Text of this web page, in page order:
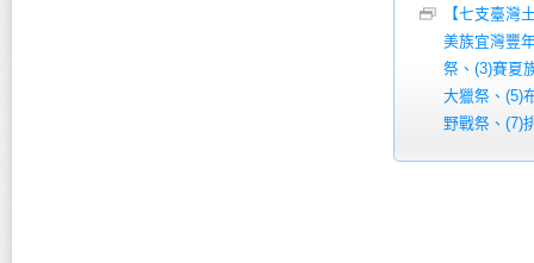
【七支臺灣
美族宜灣豐
祭、(3)賽夏
大獵祭、(5)
野戰祭、(7)